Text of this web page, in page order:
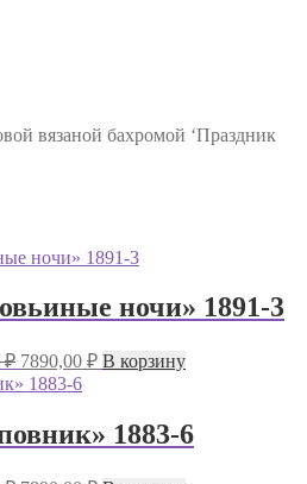
вязаной бахромой ‘Праздник
ночи» 1891-3
₽ Первоначальная
цена
составляла
7890,00 ₽Текущая
цена:
В корзину
1883-6